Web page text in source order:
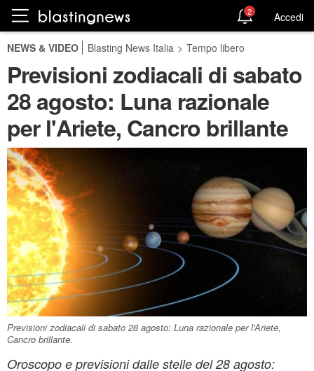
2 Accedi
NEWS & VIDEO Blasting News Italia > Tempo libero
Previsioni zodiacali di sabato
28 agosto: Luna razionale
per l'Ariete, Cancro brillante
Previsioni zodiacali di sabato 28 agosto: Luna razionale per l'Ariete,
Cancro brillante.
Oroscopo e previsioni dalle stelle del 28 agosto: